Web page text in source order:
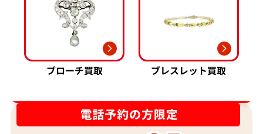
ブローチ買取
ブレスレット買取